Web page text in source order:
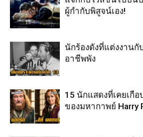
ผู้กำกับพิสูจน์เอง!
นักร้องดังที่แต่งงานกั
อาชีพพัง
15 นักแสดงที่เคยเกื
ของมหากาพย์ Harry